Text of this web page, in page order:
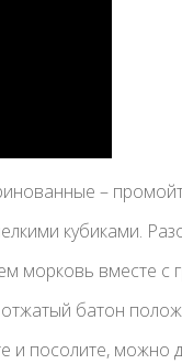
–
кубиками.
морковь вместе с
батон
и посолите, можно